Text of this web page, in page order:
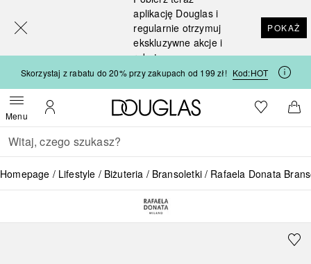
aplikację Douglas i
regularnie otrzymuj
ekskluzywne akcje i
rabaty
POKAŻ
Skorzystaj z rabatu do 20% przy zakupach od 199 zł! Kod:HOT
MenuOtwórz menuMoje konto
Strona główna Douglas
Do listyDo
Wracać
Wykonaj wyszukiwanie
Homepage Lifestyle Biżuteria Bransoletki Rafaela Donata
[navigation.slideout.screenreader]